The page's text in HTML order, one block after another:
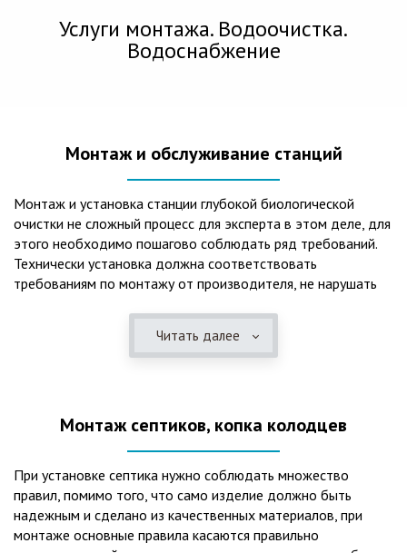
Услуги монтажа. Водоочистка.
Водоснабжение
Монтаж и обслуживание станций
Монтаж и установка станции глубокой биологической
очистки не сложный процесс для эксперта в этом деле, для
этого необходимо пошагово соблюдать ряд требований.
Технически установка должна соответствовать
требованиям по монтажу от производителя, не нарушать
представления о требованиях ПУЭ, ведь не качественный
монтаж может привезти не только к выходу из строя
вод – самый эффективный способ из всех существующих
оборудования вода может применяться для хозяйственных
нужд и полива огорода, а остатки ила при чистке могут
стать эффективным удобрением. Нет необходимости
тратить средства на ассенизаторскую машину. Системы
Читать далее
Монтаж септиков, копка колодцев
При установке септика нужно соблюдать множество
правил, помимо того, что само изделие должно быть
надежным и сделано из качественных материалов, при
монтаже основные правила касаются правильно